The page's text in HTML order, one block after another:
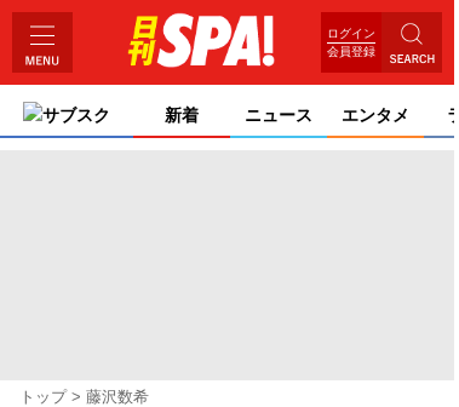
ログイン
会員登録
サブスク 新着 ニュース エンタメ
トップ 藤沢数希